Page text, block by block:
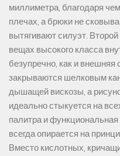
миллиметра, благодаря
плечах, а брюки не
вытягивают силуэт.
вещах высокого класса
безупречно, как и
закрываются шелковым
дышащей вискозы, а
идеально стыкуется на
палитра и
всегда опирается на
Вместо кислотных,